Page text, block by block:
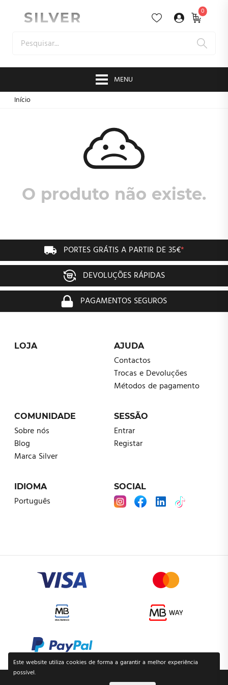
0
MENU
Início
O produto não existe.
PORTES GRÁTIS A PARTIR DE 35€*
DEVOLUÇÕES RÁPIDAS
PAGAMENTOS SEGUROS
LOJA AJUDA
Contactos
Trocas e Devoluções
Métodos de pagamento
COMUNIDADE
Sobre nós
Blog
Marca Silver
SESSÃO
Entrar
Registar
IDIOMA
Português
SOCIAL
Este website utiliza cookies de forma a garantir a melhor experiência
possível.